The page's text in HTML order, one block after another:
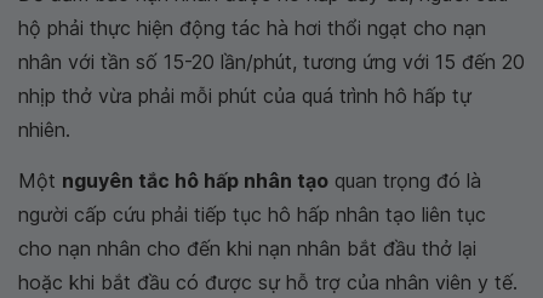
hộ phải thực hiện động tác hà hơi thổi ngạt cho nạn
nhân với tần số 15-20 lần/phút, tương ứng với 15 đến 20
nhịp thở vừa phải mỗi phút của quá trình hô hấp tự
nhiên.
Một nguyên tắc hô hấp nhân tạo quan trọng đó là
người cấp cứu phải tiếp tục hô hấp nhân tạo liên tục
cho nạn nhân cho đến khi nạn nhân bắt đầu thở lại
hoặc khi bắt đầu có được sự hỗ trợ của nhân viên y tế.